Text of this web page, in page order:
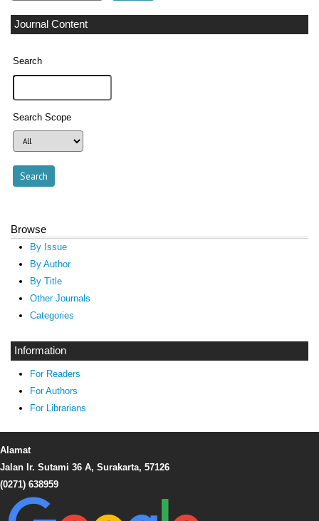
Journal Content
Search
Search Scope
Browse
By Issue
By Author
By Title
Other Journals
Categories
Information
For Readers
For Authors
For Librarians
Alamat
Jalan Ir. Sutami 36 A, Surakarta, 57126
(0271) 638959